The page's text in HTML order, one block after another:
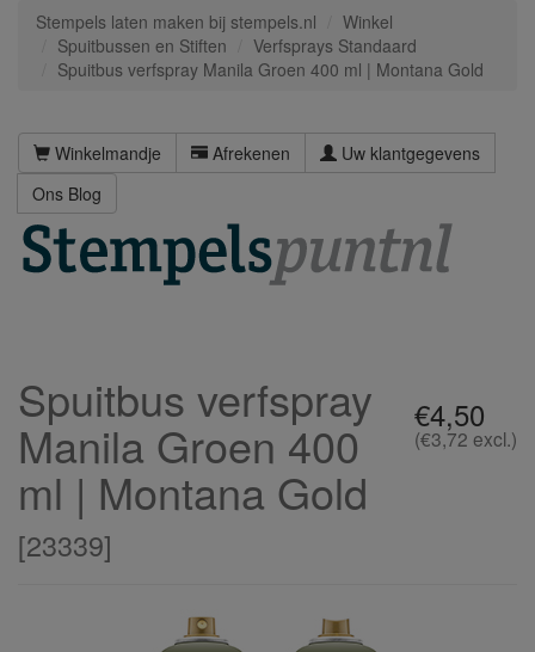
Stempels laten maken bij stempels.nl
Winkel
Spuitbussen en Stiften
Verfsprays Standaard
Spuitbus verfspray Manila Groen 400 ml | Montana Gold
Winkelmandje Afrekenen
Uw klantgegevens
Ons Blog
€4,50
(€3,72 excl.)
Spuitbus verfspray
Manila Groen 400
ml | Montana Gold
[23339]